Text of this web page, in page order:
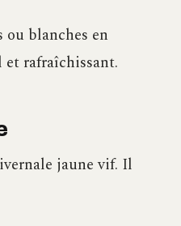
ou blanches en
rafraîchissant.
jaune vif. Il